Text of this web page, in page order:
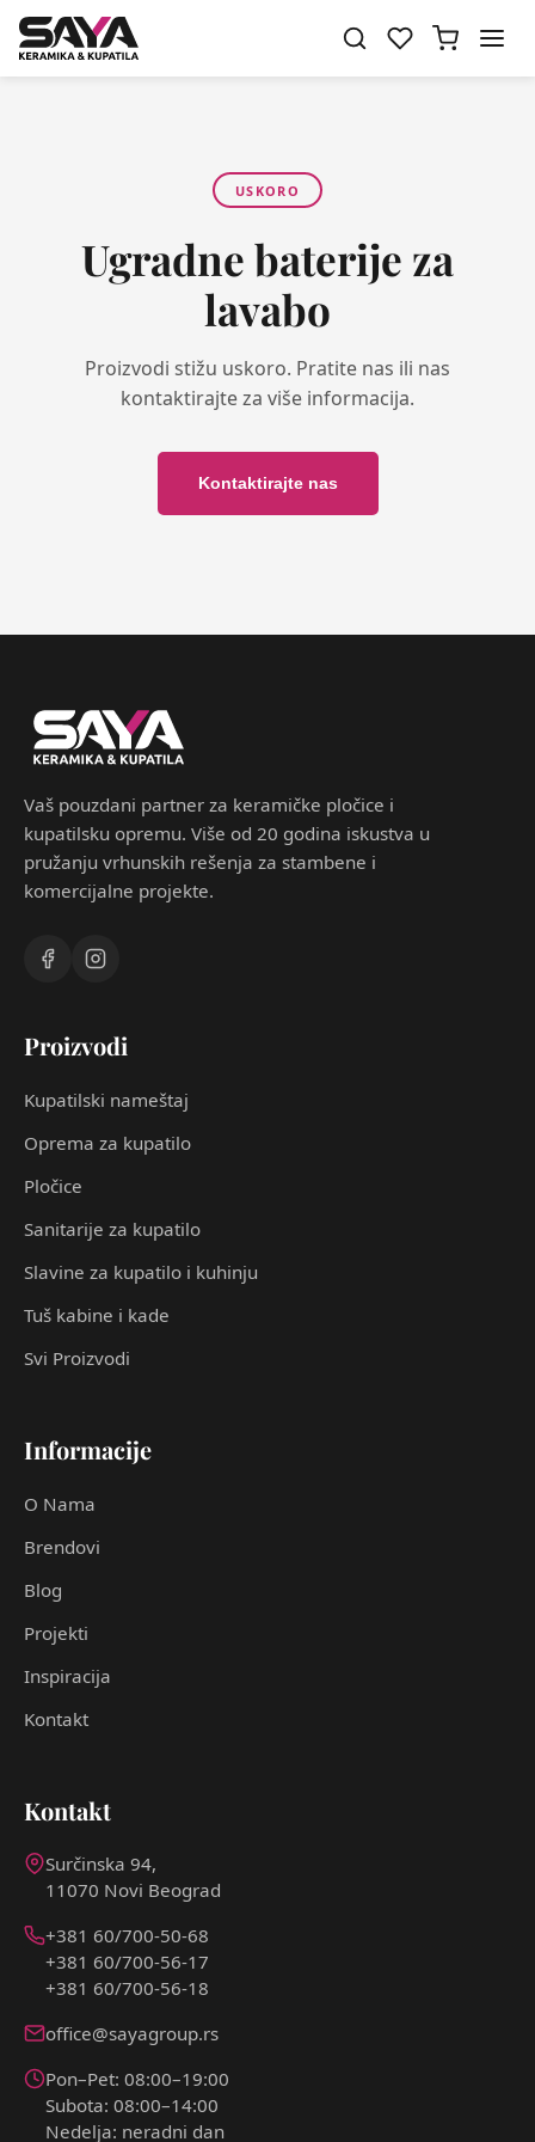
USKORO
Ugradne baterije za
lavabo
Proizvodi stižu uskoro. Pratite nas ili nas
kontaktirajte za više informacija.
Kontaktirajte nas
Vaš pouzdani partner za keramičke pločice i
kupatilsku opremu. Više od 20 godina iskustva u
pružanju vrhunskih rešenja za stambene i
komercijalne projekte.
Proizvodi
Kupatilski nameštaj
Oprema za kupatilo
Pločice
Sanitarije za kupatilo
Slavine za kupatilo i kuhinju
Tuš kabine i kade
Svi Proizvodi
Informacije
O Nama
Brendovi
Blog
Projekti
Inspiracija
Kontakt
Kontakt
Surčinska 94,
11070 Novi Beograd
+381 60/700-50-68
+381 60/700-56-17
+381 60/700-56-18
office@sayagroup.rs
Pon–Pet: 08:00–19:00
Subota: 08:00–14:00
Nedelja: neradni dan